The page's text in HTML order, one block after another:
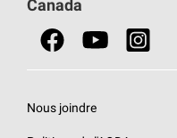
Portes
Canada
Nous joindre